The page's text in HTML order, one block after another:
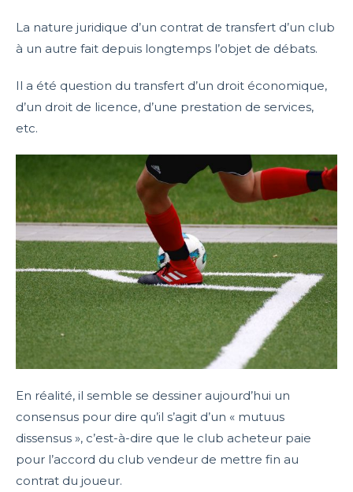
La nature juridique d’un contrat de transfert d’un club
à un autre fait depuis longtemps l’objet de débats.
Il a été question du transfert d’un droit économique,
d’un droit de licence, d’une prestation de services,
etc.
En réalité, il semble se dessiner aujourd’hui un
consensus pour dire qu’il s’agit d’un « mutuus
dissensus », c’est-à-dire que le club acheteur paie
pour l’accord du club vendeur de mettre fin au
contrat du joueur.